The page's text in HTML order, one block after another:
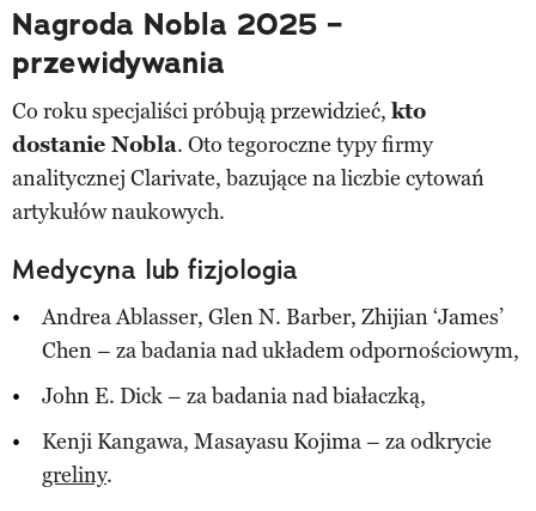
Nagroda Nobla 2025 –
przewidywania
Co roku specjaliści próbują przewidzieć, kto
dostanie Nobla. Oto tegoroczne typy firmy
analitycznej Clarivate, bazujące na liczbie cytowań
artykułów naukowych.
Medycyna lub fizjologia
Andrea Ablasser, Glen N. Barber, Zhijian ‘James’
Chen – za badania nad układem odpornościowym,
John E. Dick – za badania nad białaczką,
Kenji Kangawa, Masayasu Kojima – za odkrycie
greliny.